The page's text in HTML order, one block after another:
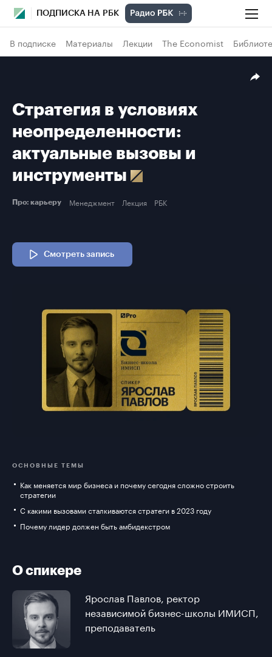
ПОДПИСКА НА РБК
В подписке Материалы Лекции The Economist
Стратегия в условиях
неопределенности:
актуальные вызовы и
инструменты
Про: карьеру Менеджмент Лекция РБК
Смотреть запись
ОСНОВНЫЕ ТЕМЫ
Как меняется мир бизнеса и почему сегодня сложно строить
стратегии
С какими вызовами сталкиваются стратеги в 2023 году
Почему лидер должен быть амбидекстром
О спикере
Ярослав Павлов, ректор
независимой бизнес-школы ИМИСП,
преподаватель